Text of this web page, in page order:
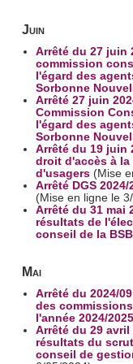
Juin
Arrêté du 27 juin
commission
l'égard des
Sorbonne
Arrêté 27 juin
Commission
l'égard des
Sorbonne
Arrêté du 19 juin
droit d'accès à la
d'usagers (Mise
Arrêté DGS
(Mise en ligne le
Arrêté du 31 mai
résultats de
conseil de la BSB
Mai
Arrêté du 2024/
des
l'année 2024/2025
Arrêté du 29
résultats du
conseil de